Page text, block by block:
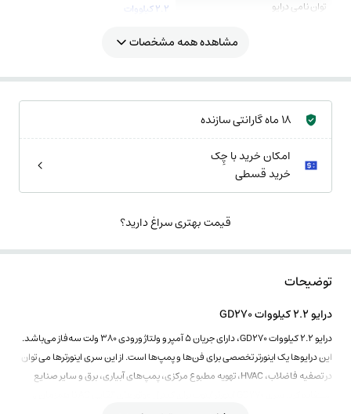
توان نامی درایو
2.2 کیلووات
مشاهده همه مشخصات
18 ماه گارانتی سازنده
امکان خرید با چِک
خرید قسطی
قیمت بهتری سراغ دارید؟
توضیحات
درایو 2.2 کیلووات GD270
درایو 2.2 کیلووات GD270، دارای جریان 5 آمپر و ولتاژ ورودی 380 ولت سه‌فاز می‌باشد.
این درایوها یک اینورتر تخصصی برای فن‌ها و پمپ‌ها است. از این سری اینورترها می توان
در تصفیه فاضلاب، HVAC، تهویه مطبوع مرکزی، پمپ‌های آبیاری، برق و سایر صنایع